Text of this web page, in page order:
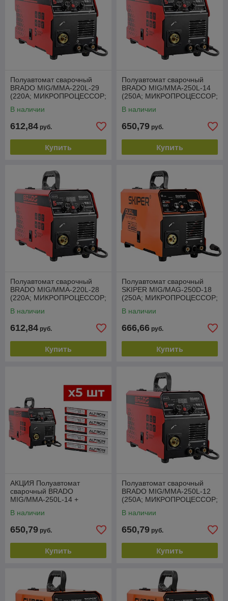
Полуавтомат сварочный
BRADO MIG/MMA-220L-29
(220А; МИКРОПРОЦЕССОР;
еврорукав 3м)
В наличии
612,84 руб.
Купить
Полуавтомат сварочный
BRADO MIG/MMA-250L-14
(250А; МИКРОПРОЦЕССОР;
еврорукав 3м)
В наличии
650,79 руб.
Купить
Полуавтомат сварочный
BRADO MIG/MMA-220L-28
(220А; МИКРОПРОЦЕССОР;
еврорукав 3м)
В наличии
612,84 руб.
Купить
Полуавтомат сварочный
SKIPER MIG/MAG-250D-18
(250А; МИКРОПРОЦЕССОР;
В наличии
666,66 руб.
Купить
АКЦИЯ Полуавтомат
сварочный BRADO
MIG/MMA-250L-14 +
WR3210 ф3,2мм, уп.1,0кг (5
В наличии
650,79 руб.
Купить
Полуавтомат сварочный
BRADO MIG/MMA-250L-12
(250А; МИКРОПРОЦЕССОР;
еврорукав 3м)
В наличии
650,79 руб.
Купить